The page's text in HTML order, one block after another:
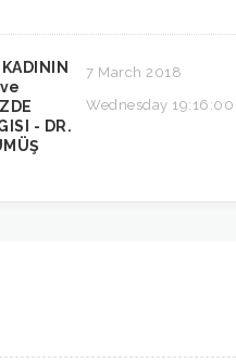
- DR.
7 March 2018
Wednesday 19:16:00